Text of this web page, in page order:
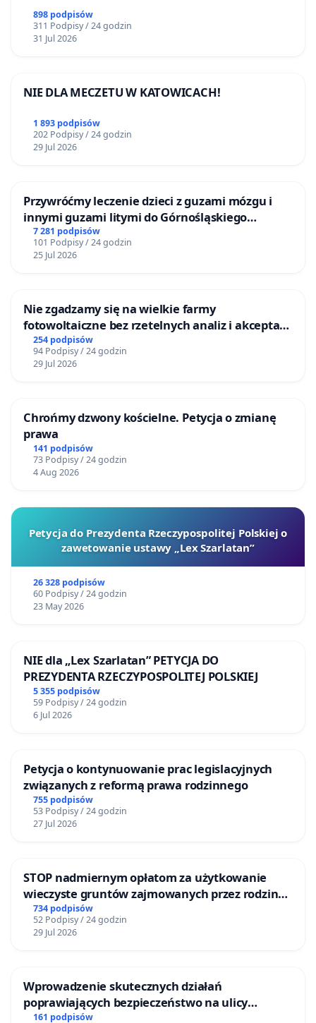
Germańskiej UŁ
dr hab. prof. UŁ Dorota Golańska, Instytut Kultury
Polskiej i Logopedii UŁ
Filologii Germańskiej UŁ
dr Monika Wąsik-Linder, Instytut Kultury
prof. dr hab. Ryszard W. Kluszczyński, Katedra
Nowych Mediów i Kultury Cyfrowej UŁ
mgr Katarzyna Wielechowska, Instytut Kultury
Współczesnej UŁ
dr Magdalena Lachman, Instytut Filologii Polskiej
i Logopedii UŁ
dr Michał Lachman, Instytut Filologii Angielskiej UŁ
dr Joanna Podolska, Instytut Kultury Współczesnej
dr hab. prof. UŁ Agnieszka Rejniak-Majewska,
Instytut Kultury Współczesnej UŁ
dr hab. prof. UŁ Anita Staroń, Instytut Romanistyki
UŁ
Romanistyki UŁ
mgr Joanna Kopeć, Instytut Romanistyki UŁ
dr Łukasz Biskupski, Instytut Kultury Współczesnej
UŁ
dr hab. prof. UŁ Agnieszka Woch, Instytut
Romanistyki UŁ
dr hab. prof. UŁ Ewa Kobyłecka-Piwońska, Katedra
Filologii Hiszpańskiej UŁ
dr Julia Dynkowska, Instytut Kultury Współczesnej
UŁ
dr Aleksandra Różalska, Instytut Kultury
Współczesnej UŁ
dr hab. prof. UŁ Wioletta Kazimierska-Jerzyk,
Filologii Polskiej i Logopedii UŁ
dr hab. prof. UŁ Agnieszka Wierzbicka, Instytut
Filologii Polskiej i Logopedii UŁ
prof. zw. dr hab. Wiaczesław Nowikow
dr hab. prof. nadzw. UŁ Marek Gensler
898 podpisów
311 Podpisy / 24 godzin
31 Jul 2026
NIE DLA MECZETU W KATOWICACH!
1 893 podpisów
202 Podpisy / 24 godzin
29 Jul 2026
Przywróćmy leczenie dzieci z guzami mózgu i
innymi guzami litymi do Górnośląskiego
Centrum Zdrowia Dziecka w Katowicach
7 281 podpisów
101 Podpisy / 24 godzin
25 Jul 2026
Nie zgadzamy się na wielkie farmy
fotowoltaiczne bez rzetelnych analiz i akceptacji
mieszkańców
254 podpisów
94 Podpisy / 24 godzin
29 Jul 2026
Chrońmy dzwony kościelne. Petycja o zmianę
prawa
141 podpisów
73 Podpisy / 24 godzin
4 Aug 2026
Petycja do Prezydenta Rzeczypospolitej Polskiej o
zawetowanie ustawy „Lex Szarlatan”
26 328 podpisów
60 Podpisy / 24 godzin
23 May 2026
NIE dla „Lex Szarlatan” PETYCJA DO
PREZYDENTA RZECZYPOSPOLITEJ POLSKIEJ
5 355 podpisów
59 Podpisy / 24 godzin
6 Jul 2026
Petycja o kontynuowanie prac legislacyjnych
związanych z reformą prawa rodzinnego
755 podpisów
53 Podpisy / 24 godzin
27 Jul 2026
STOP nadmiernym opłatom za użytkowanie
wieczyste gruntów zajmowanych przez rodzinne
ogrody działkowe.
734 podpisów
52 Podpisy / 24 godzin
29 Jul 2026
Wprowadzenie skutecznych działań
poprawiających bezpieczeństwo na ulicy
Żeromskiego w Otwocku
161 podpisów